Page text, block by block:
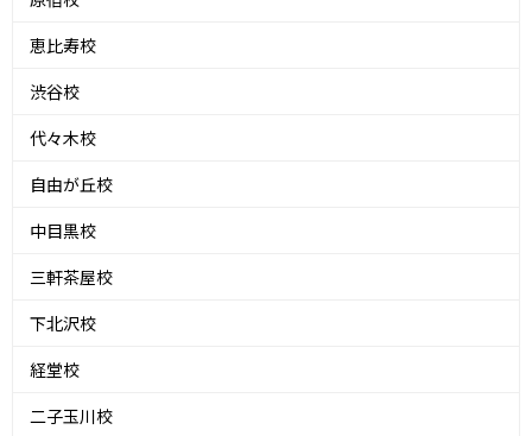
恵比寿校
渋谷校
代々木校
自由が丘校
中目黒校
三軒茶屋校
下北沢校
経堂校
二子玉川校